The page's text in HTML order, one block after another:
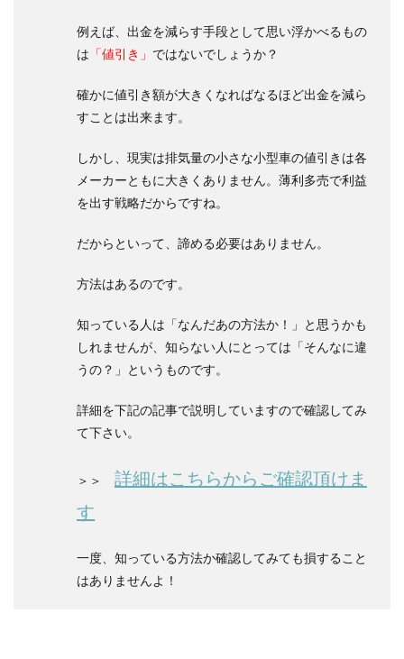
例えば、出金を減らす手段として思い浮かべるもの
は 「値引き」 ではないでしょうか？
確かに値引き額が大きくなればなるほど出金を減ら
すことは出来ます。
しかし、現実は排気量の小さな小型車の値引きは各
メーカーともに大きくありません。薄利多売で利益
を出す戦略だからですね。
だからといって、諦める必要はありません。
方法はあるのです。
知っている人は「なんだあの方法か！」と思うかも
しれませんが、知らない人にとっては「そんなに違
うの？」というものです。
詳細を下記の記事で説明していますので確認してみ
て下さい。
＞＞ 詳細はこちらからご確認頂けま
す
一度、知っている方法か確認してみても損すること
はありませんよ！